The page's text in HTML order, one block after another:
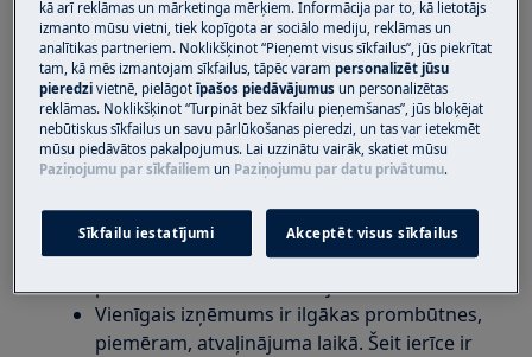
Vai bezvadu putekļu sūcējs ir jātur
pieslēgts, lai uzlādētu?
Attiecas uz
visi bezvadu putekļsūcēji
Risinājums
Bezvada putekļsūcējam vienmēr jābūt
pievienotam uzlādes stacijai.
Vienīgais izņēmums ir ilgākas prombūtnes,
piemēram, atvaļinājuma laikā. Šeit ierīce ir
kā arī reklāmas un mārketinga mērķiem. Informācija par to, kā lietotājs
izmanto mūsu vietni, tiek kopīgota ar sociālo mediju, reklāmas un
analītikas partneriem. Noklikšķinot “Pieņemt visus sīkfailus”, jūs piekrītat
tam, kā mēs izmantojam sīkfailus, tāpēc varampersonalizēt jūsu
pieredzivietnē, pielāgotīpašos piedāvājumus un personalizētas
reklāmas. Noklikšķinot “Turpināt bez sīkfailu pieņemšanas”, jūs bloķējat
nebūtiskus sīkfailus un savu pārlūkošanas pieredzi, un tas var ietekmēt
mūsu piedāvātos pakalpojumus. Lai uzzinātu vairāk, skatiet mūsu
Paziņojumu par sīkfailiem un Paziņojumu par datu privātumu.
Sīkfailu iestatījumi Akceptēt visus sīkfailus